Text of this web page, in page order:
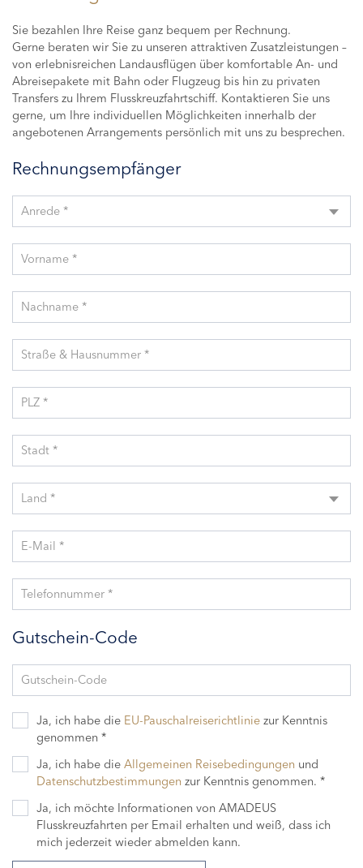
Sie bezahlen Ihre Reise ganz bequem per Rechnung.
Gerne beraten wir Sie zu unseren attraktiven Zusatzleistungen –
von erlebnisreichen Landausflügen über komfortable An- und
Abreisepakete mit Bahn oder Flugzeug bis hin zu privaten
Transfers zu Ihrem Flusskreuzfahrtschiff. Kontaktieren Sie uns
gerne, um Ihre individuellen Möglichkeiten innerhalb der
angebotenen Arrangements persönlich mit uns zu besprechen.
Rechnungsempfänger
Anrede *
Vorname *
Nachname *
Straße & Hausnummer *
PLZ *
Stadt *
Land *
E-Mail *
Telefonnummer *
Gutschein-Code
Gutschein-Code
Ja, ich habe die EU-Pauschalreiserichtlinie zur Kenntnis
genommen *
Ja, ich habe die Allgemeinen Reisebedingungen und
Datenschutzbestimmungen zur Kenntnis genommen. *
Ja, ich möchte Informationen von AMADEUS
Flusskreuzfahrten per Email erhalten und weiß, dass ich
mich jederzeit wieder abmelden kann.